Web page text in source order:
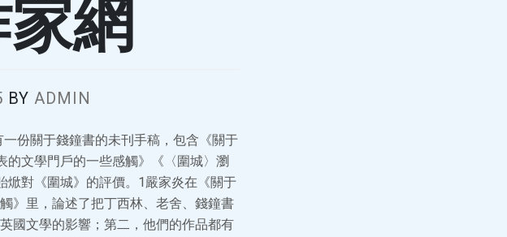
網
BY ADMIN
一份關于錢鐘書的未刊手稿，包含《關于
文學門戶的一些感觸》《〈圍城〉瀏
焮對《圍城》的評價。1嚴家炎在《關于
》里，論述了把丁西林、老舍、錢鐘書
國文學的影響；第二，他們的作品都有